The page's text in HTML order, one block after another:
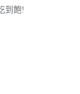
到飽!